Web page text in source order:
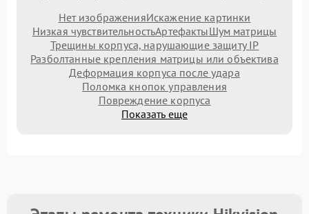
Нет изображенияИскажение картинки
Низкая чувствительностьАртефактыШум матрицы
Трещины корпуса, нарушающие защиту IP
Разболтанные крепления матрицы или объектива
Деформация корпуса после удара
Поломка кнопок управления
Повреждение корпуса
Показать еще